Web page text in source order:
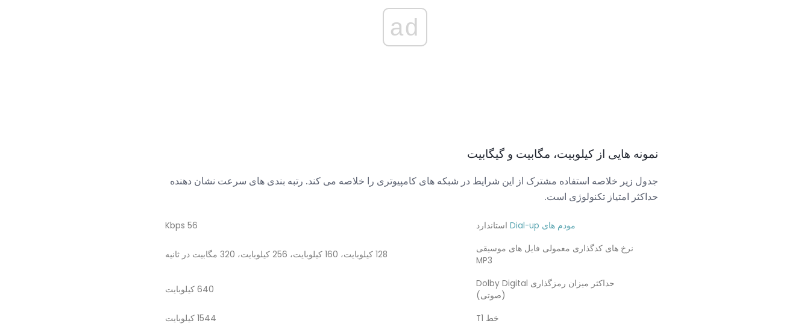
ad
نمونه هایی از کیلوبیت، مگابیت و گیگابیت
جدول زیر خلاصه استفاده مشترک از این شرایط در شبکه های کامپیوتری را خلاصه می کند. رتبه بندی های سرعت نشان دهنده
حداکثر امتیاز تکنولوژی است.
مودم های Dial-up استاندارد
56 Kbps
نرخ های کدگذاری معمولی فایل های موسیقی
MP3
128 کیلوبایت، 160 کیلوبایت، 256 کیلوبایت، 320 مگابیت در ثانیه
حداکثر میزان رمزگذاری Dolby Digital
(صوتی)
640 کیلوبایت
خط T1
1544 کیلوبایت